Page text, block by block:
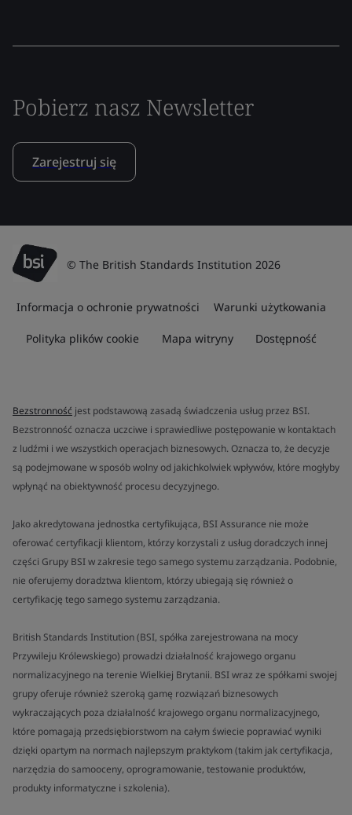
Pobierz nasz Newsletter
Zarejestruj się
© The British Standards Institution 2026
Informacja o ochronie prywatności Warunki użytkowania
Polityka plików cookie Mapa witryny Dostępność
Bezstronność jest podstawową zasadą świadczenia usług przez BSI.
Bezstronność oznacza uczciwe i sprawiedliwe postępowanie w kontaktach
z ludźmi i we wszystkich operacjach biznesowych. Oznacza to, że decyzje
są podejmowane w sposób wolny od jakichkolwiek wpływów, które mogłyby
wpłynąć na obiektywność procesu decyzyjnego.
Jako akredytowana jednostka certyfikująca, BSI Assurance nie może
oferować certyfikacji klientom, którzy korzystali z usług doradczych innej
części Grupy BSI w zakresie tego samego systemu zarządzania. Podobnie,
nie oferujemy doradztwa klientom, którzy ubiegają się również o
certyfikację tego samego systemu zarządzania.
British Standards Institution (BSI, spółka zarejestrowana na mocy
Przywileju Królewskiego) prowadzi działalność krajowego organu
normalizacyjnego na terenie Wielkiej Brytanii. BSI wraz ze spółkami swojej
grupy oferuje również szeroką gamę rozwiązań biznesowych
wykraczających poza działalność krajowego organu normalizacyjnego,
które pomagają przedsiębiorstwom na całym świecie poprawiać wyniki
dzięki opartym na normach najlepszym praktykom (takim jak certyfikacja,
narzędzia do samooceny, oprogramowanie, testowanie produktów,
produkty informatyczne i szkolenia).